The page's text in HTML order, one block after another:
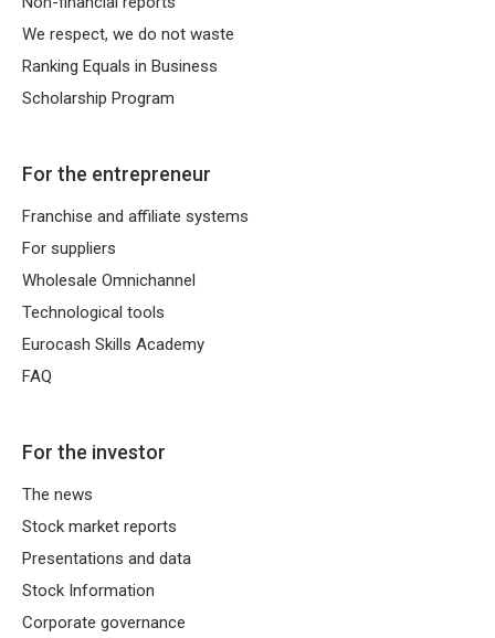
We respect, we do not waste
Ranking Equals in Business
Scholarship Program
For the entrepreneur
Franchise and affiliate systems
For suppliers
Wholesale Omnichannel
Technological tools
Eurocash Skills Academy
FAQ
For the investor
The news
Stock market reports
Presentations and data
Stock Information
Corporate governance